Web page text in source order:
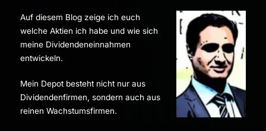
Auf diesem Blog zeige ich euch
welche Aktien ich habe und wie sich
meine Dividendeneinnahmen
entwickeln.
Mein Depot besteht nicht nur aus
Dividendenfirmen, sondern auch aus
reinen Wachstumsfirmen.